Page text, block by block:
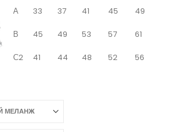
А 33 37 41 45 49
В 45 49 53 57 61
С2 41 44 48 52 56